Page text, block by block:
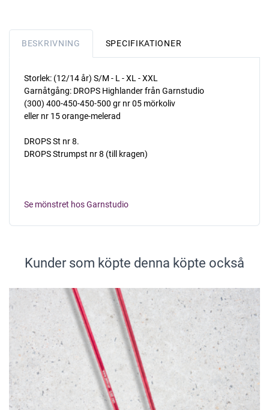
BESKRIVNING SPECIFIKATIONER
Storlek: (12/14 år) S/M - L - XL - XXL
Garnåtgång: DROPS Highlander från Garnstudio
(300) 400-450-450-500 gr nr 05 mörkoliv
eller nr 15 orange-melerad
DROPS St nr 8.
DROPS Strumpst nr 8 (till kragen)
Se mönstret hos Garnstudio
Kunder som köpte denna köpte också